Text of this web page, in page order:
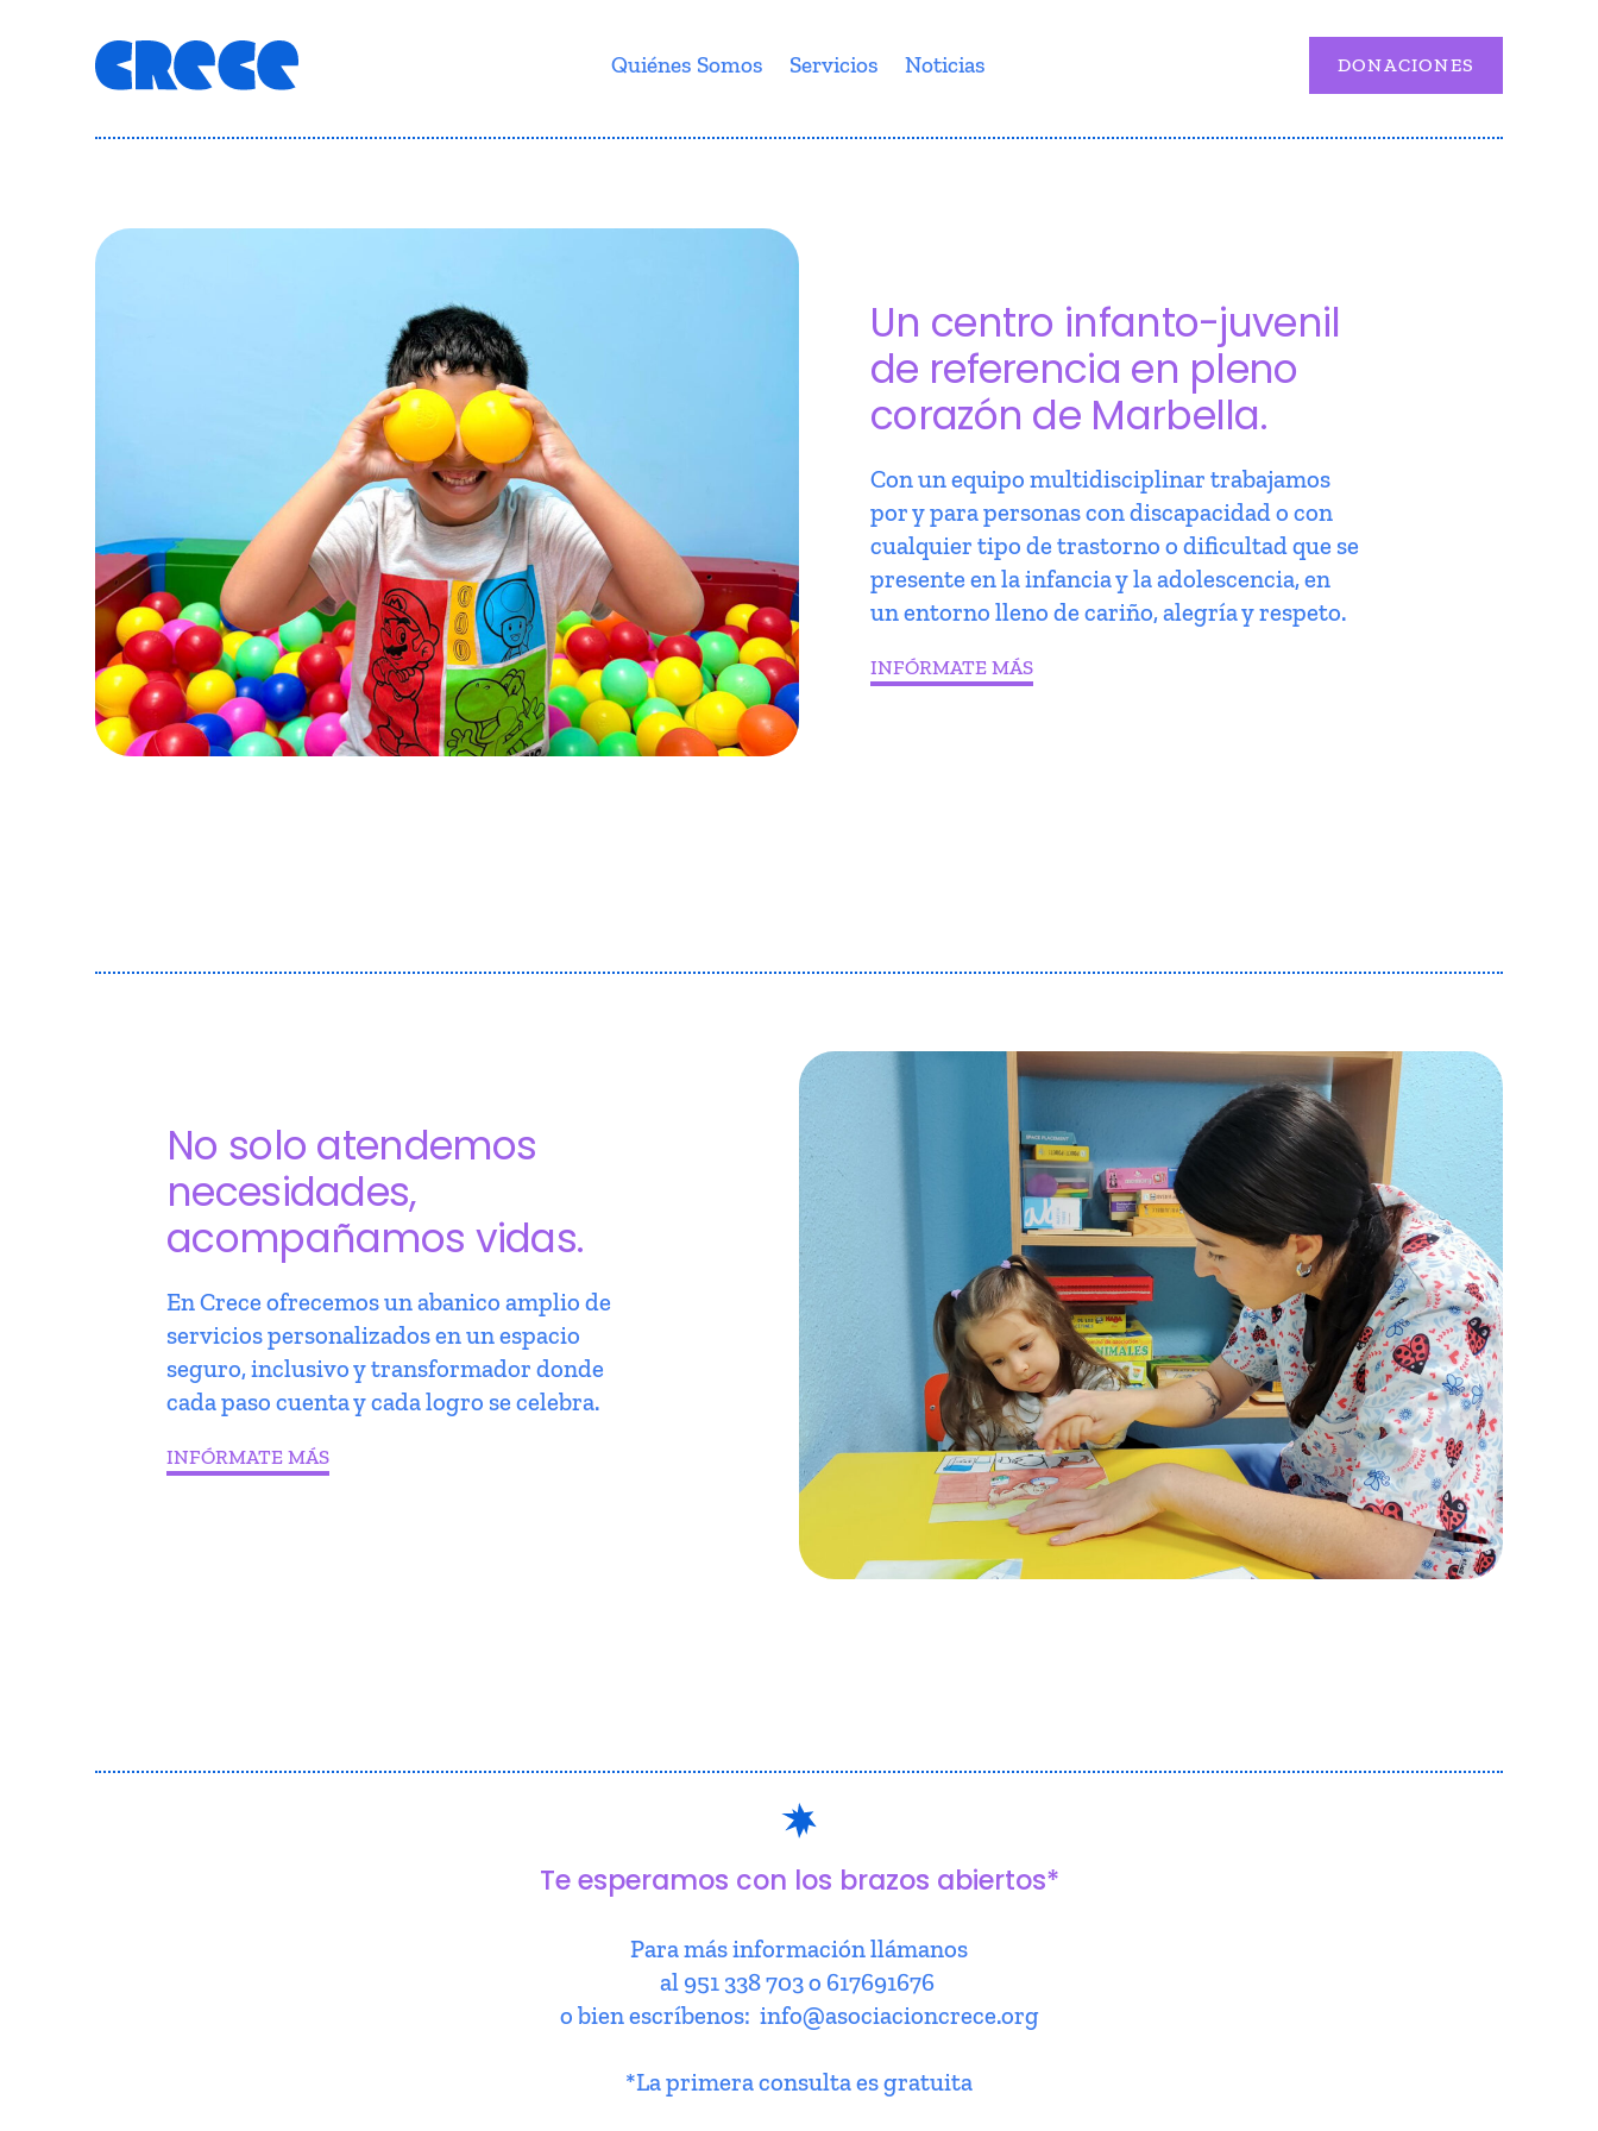
Quiénes Somos Servicios Noticias DONACIONES
Un centro infanto-juvenil
de referencia en pleno
corazón de Marbella.
Con un equipo multidisciplinar trabajamos
por y para personas con discapacidad o con
cualquier tipo de trastorno o dificultad que se
presente en la infancia y la adolescencia, en
un entorno lleno de cariño, alegría y respeto.
INFÓRMATE MÁS
No solo atendemos
necesidades,
acompañamos vidas.
En Crece ofrecemos un abanico amplio de
servicios personalizados en un espacio
seguro, inclusivo y transformador donde
cada paso cuenta y cada logro se celebra.
INFÓRMATE MÁS
Te esperamos con los brazos abiertos*
Para más información llámanos
al 951 338 703 o 617691676
o bien escríbenos: info@asociacioncrece.org
*La primera consulta es gratuita